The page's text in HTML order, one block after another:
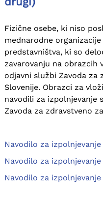
Fizične osebe, ki niso
mednarodne
predstavništva, ki so
zavarovanju na
odjavni službi Zavoda za
Slovenije. Obrazci za
navodili za izpolnjevanje
Zavoda za zdravstveno
Navodilo za
Navodilo za
Navodilo za